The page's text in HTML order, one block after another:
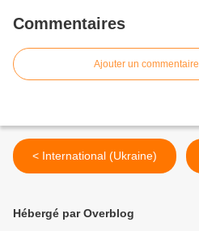
Commentaires
Ajouter un commentaire
< International (Ukraine)
Hébergé par Overblog